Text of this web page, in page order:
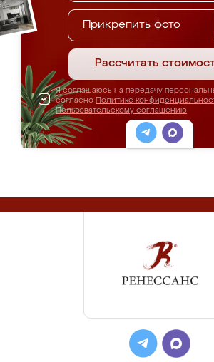
Прикрепить фото
Рассчитать
Я соглашаюсь на передачу
согласно Политике
Пользовательскому соглашению